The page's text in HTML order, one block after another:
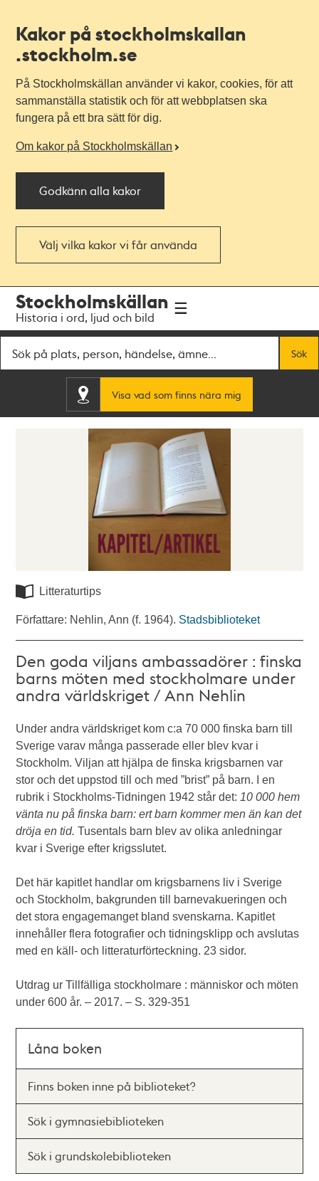
Kakor på stockholmskallan
.stockholm.se
På Stockholmskällan använder vi kakor, cookies, för att
sammanställa statistik och för att webbplatsen ska
fungera på ett bra sätt för dig.
Om kakor på Stockholmskällan
Godkänn alla kakor
Välj vilka kakor vi får använda
navigationen
huvudinnehållet
Stockholmskällan
Historia i ord, ljud och bild
Sök
Visa vad som finns nära mig
Litteraturtips
Författare: Nehlin, Ann (f. 1964). Stadsbiblioteket
Den goda viljans ambassadörer : finska
barns möten med stockholmare under
andra världskriget / Ann Nehlin
Under andra världskriget kom c:a 70 000 finska barn till
Sverige varav många passerade eller blev kvar i
Stockholm. Viljan att hjälpa de finska krigsbarnen var
stor och det uppstod till och med ”brist” på barn. I en
rubrik i Stockholms-Tidningen 1942 står det: 10 000 hem
vänta nu på finska barn: ert barn kommer men än kan det
dröja en tid.Tusentals barn blev av olika anledningar
kvar i Sverige efter krigsslutet.
Det här kapitlet handlar om krigsbarnens liv i Sverige
och Stockholm, bakgrunden till barnevakueringen och
det stora engagemanget bland svenskarna. Kapitlet
innehåller flera fotografier och tidningsklipp och avslutas
med en käll- och litteraturförteckning. 23 sidor.
Utdrag ur Tillfälliga stockholmare : människor och möten
under 600 år. – 2017. – S. 329-351
Låna boken
Finns boken inne på biblioteket?
Sök i gymnasiebiblioteken
Sök i grundskolebiblioteken